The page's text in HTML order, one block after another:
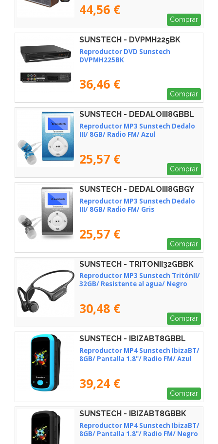
44,56 €
Comprar
SUNSTECH - DVPMH225BK
Reproductor DVD Sunstech
DVPMH225BK
36,46 €
Comprar
SUNSTECH - DEDALOIII8GBBL
Reproductor MP3 Sunstech Dedalo
III/ 8GB/ Radio FM/ Azul
25,57 €
Comprar
SUNSTECH - DEDALOIII8GBGY
Reproductor MP3 Sunstech Dedalo
III/ 8GB/ Radio FM/ Gris
25,57 €
Comprar
SUNSTECH - TRITONII32GBBK
Reproductor MP3 Sunstech TritónII/
32GB/ Resistente al agua/ Negro
30,48 €
Comprar
SUNSTECH - IBIZABT8GBBL
Reproductor MP4 Sunstech IbizaBT/
8GB/ Pantalla 1.8"/ Radio FM/ Azul
39,24 €
Comprar
SUNSTECH - IBIZABT8GBBK
Reproductor MP4 Sunstech IbizaBT/
8GB/ Pantalla 1.8"/ Radio FM/ Negro